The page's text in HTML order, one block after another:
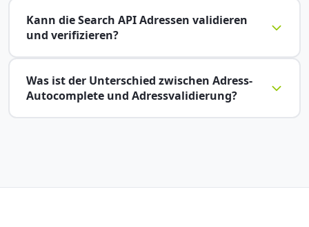
Kann die Search API Adressen validieren
und verifizieren?
Was ist der Unterschied zwischen Adress-
Autocomplete und Adressvalidierung?